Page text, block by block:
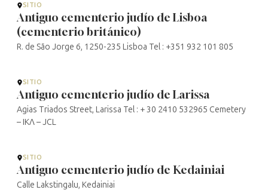
SITIO
Antiguo cementerio judío de Lisboa
(cementerio británico)
R. de São Jorge 6, 1250-235 Lisboa Tel : +351 932 101 805
SITIO
Antiguo cementerio judío de Larissa
Agias Triados Street, Larissa Tel : + 30 2410 532965 Cemetery
– ΙΚΛ – JCL
SITIO
Antiguo cementerio judío de Kedainiai
Calle Lakstingalu, Kedainiai